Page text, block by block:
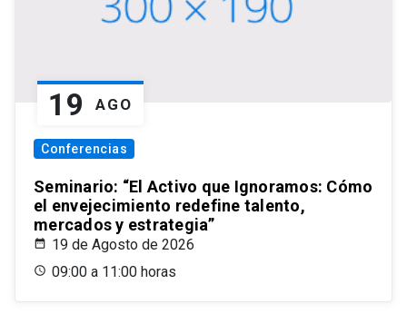
19 AGO
Conferencias
Seminario: “El Activo que Ignoramos: Cómo
el envejecimiento redefine talento,
mercados y estrategia”
19 de Agosto de 2026
09:00 a 11:00 horas